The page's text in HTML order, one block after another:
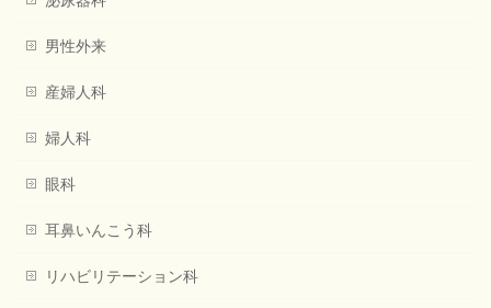
男性外来
産婦人科
婦人科
眼科
耳鼻いんこう科
リハビリテーション科